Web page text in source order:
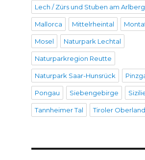
Lech / Zürs und Stuben am Arlberg
Mallorca Mittelrheintal
Mosel Naturpark Lechtal
Naturparkregion Reutte
Naturpark Saar-Hunsrück
Pongau Siebengebirge
Tannheimer Tal Tiroler Oberland